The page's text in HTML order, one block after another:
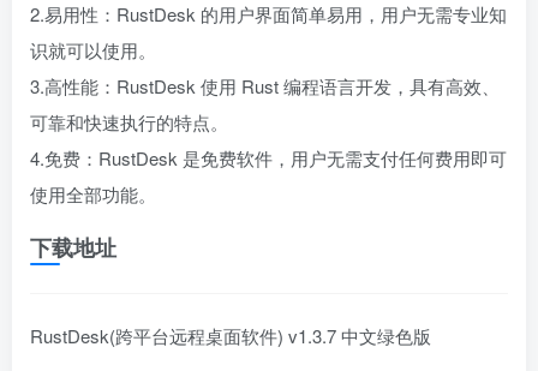
2.易用性：RustDesk 的用户界面简单易用，用户无需专业知
识就可以使用。
3.高性能：RustDesk 使用 Rust 编程语言开发，具有高效、
可靠和快速执行的特点。
4.免费：RustDesk 是免费软件，用户无需支付任何费用即可
使用全部功能。
下载地址
RustDesk(跨平台远程桌面软件) v1.3.7 中文绿色版